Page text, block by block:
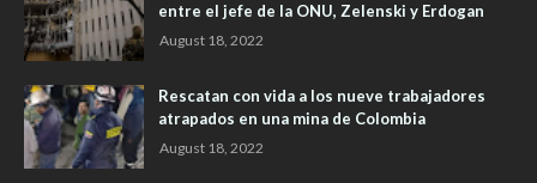
entre el jefe de la ONU, Zelenski y Erdogan
August 18, 2022
Rescatan con vida a los nueve trabajadores
atrapados en una mina de Colombia
August 18, 2022